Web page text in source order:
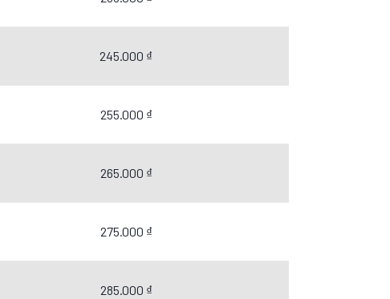
245.000 ₫
255.000 ₫
265.000 ₫
275.000 ₫
285.000 ₫